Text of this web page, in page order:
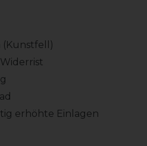
(Kunstfell)
erhöhte Einlagen